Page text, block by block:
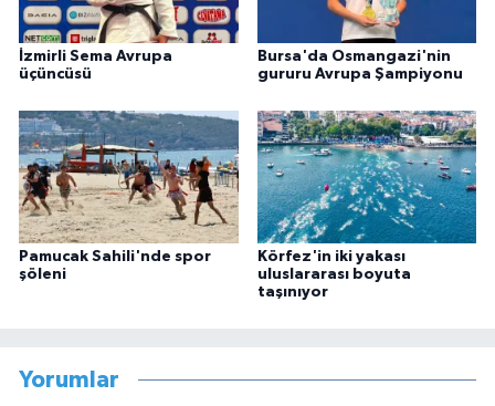
İzmirli Sema Avrupa
üçüncüsü
Bursa'da Osmangazi'nin
gururu Avrupa Şampiyonu
Pamucak Sahili'nde spor
şöleni
Körfez'in iki yakası
uluslararası boyuta
taşınıyor
Yorumlar